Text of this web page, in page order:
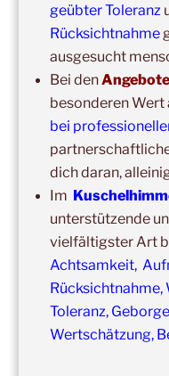
14:00–19:00,19.
Kuschelhimmel 5h
Wochenend-Event,
September 2026–
14:00 –20:00,3.
Kuschelhimmel 6h
Wochenend-Event,
– Wochenende
14:00 –16:00,24.
Frankfurt, Zeil (Nähe
geübter Toleranz
Rücksichtnahme
ausgesucht
Bei den
besonderen Wert
bei
dich daran,
Im
unterstützende
vielfältigster Art
Achtsamkeit,
Rücksichtnahme,
Toleranz,
Wertschätzung,